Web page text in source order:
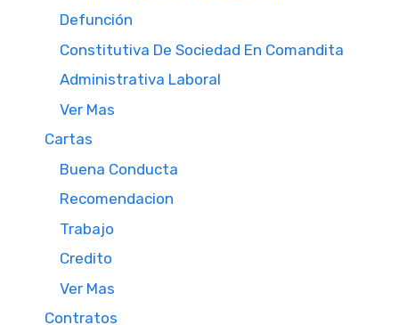
Defunción
Constitutiva De Sociedad En Comandita
Administrativa Laboral
Ver Mas
Cartas
Buena Conducta
Recomendacion
Trabajo
Credito
Ver Mas
Contratos